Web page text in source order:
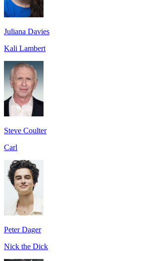
Juliana Davies
Kali Lambert
Steve Coulter
Carl
Peter Dager
Nick the Dick